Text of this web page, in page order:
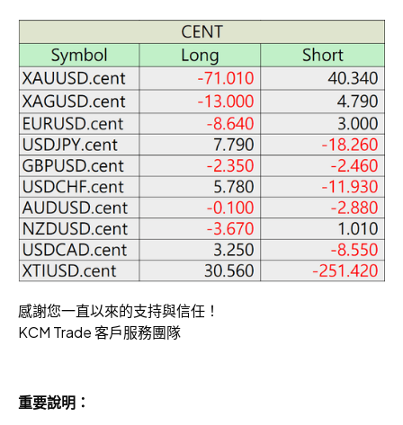
感謝您一直以來的支持與信任！
KCM Trade 客戶服務團隊
重要說明：